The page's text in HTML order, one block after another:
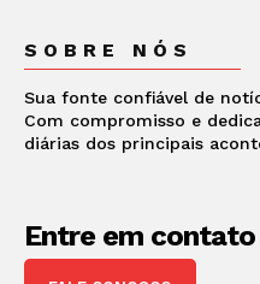
SOBRE NÓS
Sua fonte confiável de
Com compromisso e
diárias dos principais
Entre em contato